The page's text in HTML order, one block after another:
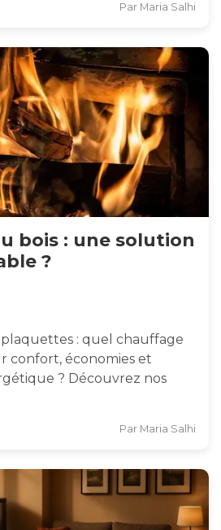
Par Maria Salhi
bois : une solution
?
plaquettes : quel chauffage
confort, économies et
? Découvrez nos
Par Maria Salhi